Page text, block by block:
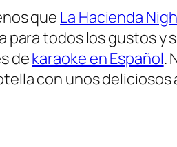
que La Hacienda
todos los gustos y
dekaraoke en Español.
con unos deliciosos